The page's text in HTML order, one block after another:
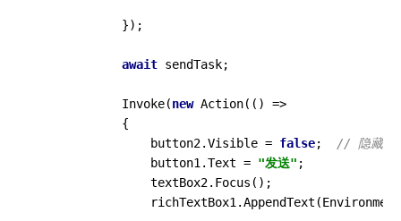
            });
await sendTask;
            Invoke(
new Action(() =>
            {
                button2.Visible =
false; // 隐藏取
                button1.Text =
"发送" ;
                textBox2.Focus();